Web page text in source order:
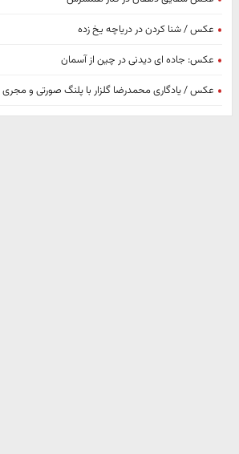
عکس / شنا کردن در دریاچه یخ زده‌
عکس: جاده ای دیدنی در چین از آسمان
عکس / یادگاری محمدرضا گلزار با پلنگ صورتی و